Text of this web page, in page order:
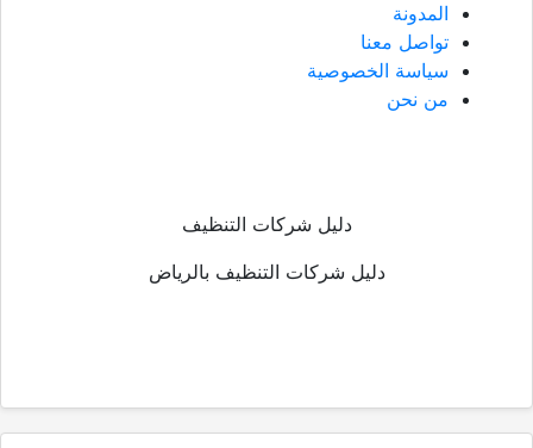
المدونة
تواصل معنا
سياسة الخصوصية
من نحن
دليل شركات التنظيف
دليل شركات التنظيف بالرياض